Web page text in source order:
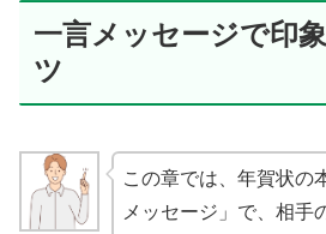
一言メッセージで印
ツ
この章では、年賀状の
メッセージ」で、相手